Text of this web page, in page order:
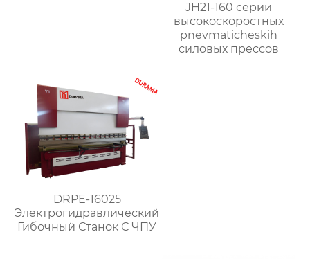
JH21-160 серии
высокоскоростных
pnevmaticheskih
силовых прессов
DRPE-16025
Электрогидравлический
Гибочный Станок С ЧПУ